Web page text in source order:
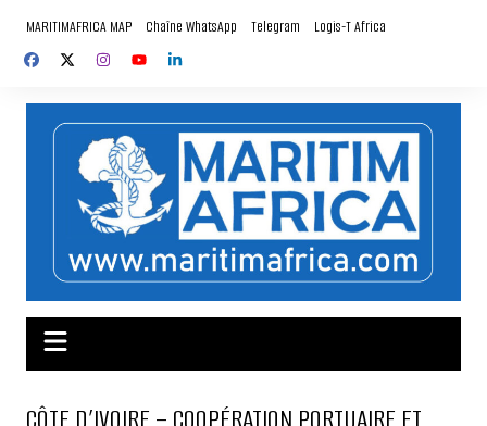
contenu
MARITIMAFRICA MAP Chaîne WhatsApp Telegram Logis-T Africa